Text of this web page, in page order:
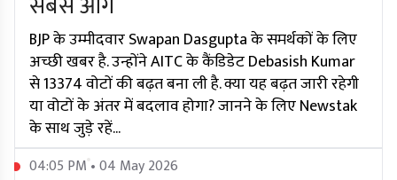
BJP के उम्मीदवार Swapan Dasgupta के समर्थकों के लिए
अच्छी खबर है. उन्होंने AITC के कैंडिडेट Debasish Kumar
से 13374 वोटों की बढ़त बना ली है. क्या यह बढ़त जारी रहेगी
या वोटों के अंतर में बदलाव होगा? जानने के लिए Newstak
के साथ जुड़े रहें...
04:05 PM • 04 May 2026